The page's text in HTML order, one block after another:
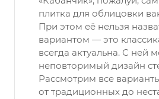
плитка для облицовки
При этом её нельзя
вариантом — это
всегда актуальна. С ней
неповторимый дизайн
Рассмотрим все
от традиционных до